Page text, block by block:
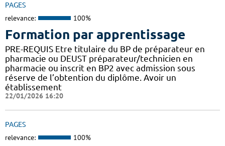
PAGES
relevance: 100%
Formation par apprentissage
PRE-REQUIS Etre titulaire du BP de préparateur en
pharmacie ou DEUST préparateur/technicien en
pharmacie ou inscrit en BP2 avec admission sous
réserve de l’obtention du diplôme. Avoir un
établissement
22/01/2026 16:20
PAGES
relevance: 100%